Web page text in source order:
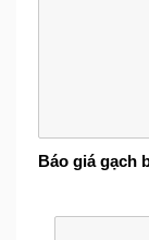
Báo giá gạch